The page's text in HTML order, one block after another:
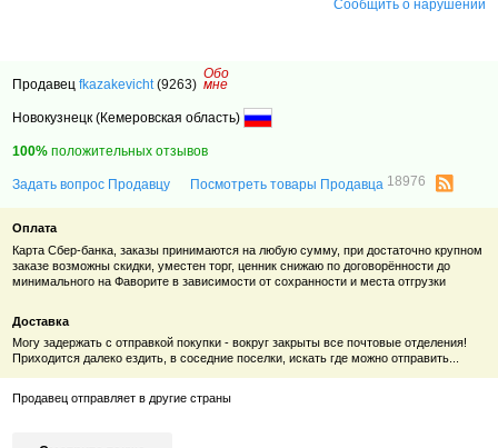
Сообщить о нарушении
Продавецfkazakevicht (9263)
Обо
мне
Новокузнецк (Кемеровская область)
100% положительных отзывов
Задать вопрос Продавцу Посмотреть товары Продавца 18976
Оплата
Карта Сбер-банка, заказы принимаются на любую сумму, при достаточно крупном
заказе возможны скидки, уместен торг, ценник снижаю по договорённости до
минимального на Фаворите в зависимости от сохранности и места отгрузки
Доставка
Могу задержать с отправкой покупки - вокруг закрыты все почтовые отделения!
Приходится далеко ездить, в соседние поселки, искать где можно отправить...
Продавец отправляет в другие страны